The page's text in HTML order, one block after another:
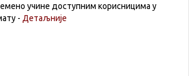
учине доступним корисницима у
- Детаљније